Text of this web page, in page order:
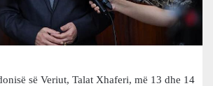
së Veriut, Talat Xhaferi, më 13 dhe 14